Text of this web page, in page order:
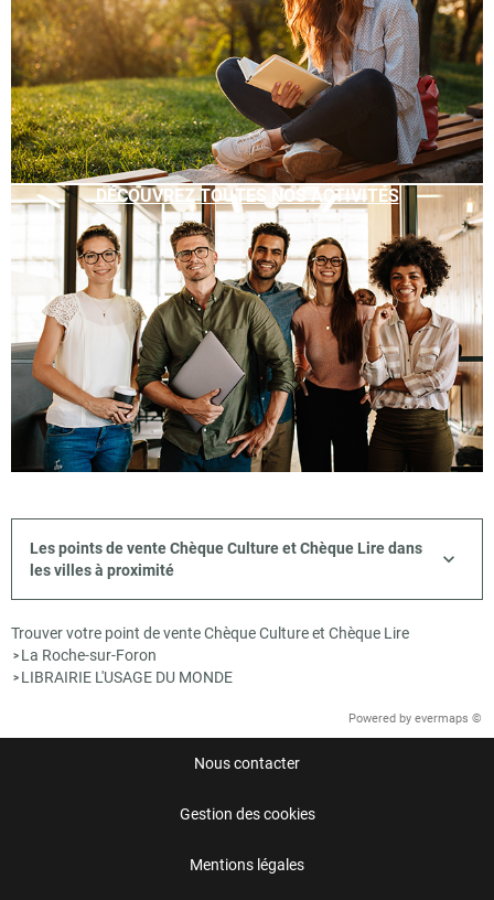
DÉCOUVREZ TOUTES NOS ACTIVITÉS
Les points de vente Chèque Culture et Chèque Lire dans
les villes à proximité
Trouver votre point de vente Chèque Culture et Chèque Lire
> La Roche-sur-Foron
> LIBRAIRIE L'USAGE DU MONDE
Powered by evermaps ©
Nous contacter
Gestion des cookies
Mentions légales